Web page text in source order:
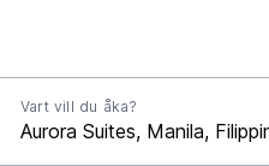
Vart vill du åka?